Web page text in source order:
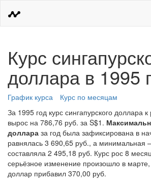
Курс
доллара в 1995
График курса
Курс по месяцам
За 1995 год курс сингапурского доллара
вырос на 786,76 руб. за S$1.
доллара за год была зафиксирована в
равнялась 3 690,65 руб., а минимальная
составляла 2 495,18 руб. Курс рос 8
серьёзное изменение произошло в марте,
доллар прибавил 370,00 руб.